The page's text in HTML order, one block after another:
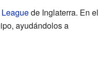
de Inglaterra. En el
ayudándolos a